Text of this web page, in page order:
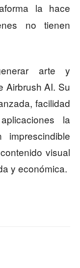
la hace
no tienen
arte y
Airbrush AI. Su
facilidad
la
visual
y económica.